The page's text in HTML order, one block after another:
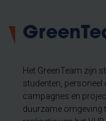
Het GreenTeam zijn
studenten, personeel
campagnes en
duurzame omgeving